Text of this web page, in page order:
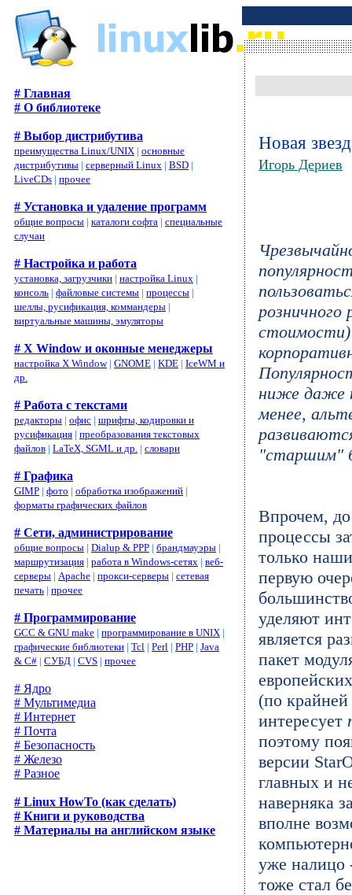
# Главная
# О библиотеке
# Выбор дистрибутива
преимущества Linux/UNIX | основные
дистрибутивы | серверный Linux | BSD |
LiveCDs | прочее
# Установка и удаление программ
общие вопросы | каталоги софта | специальные
случаи
# Настройка и работа
установка, загрузчики | настройка Linux |
консоль | файловые системы | процессы |
шеллы, русификация, коммандеры |
виртуальные машины, эмуляторы
# X Window и оконные менеджеры
настройка X Window| GNOME | KDE | IceWM и
др.
# Работа с текстами
редакторы | офис | шрифты, кодировки и
русификация | преобразования текстовых
файлов | LaTeX, SGML и др. | словари
# Графика
GIMP | фото | обработка изображений |
форматы графических файлов
# Сети, администрирование
общие вопросы | Dialup & PPP | брандмауэры |
маршрутизация | работа в Windows-сетях | веб-
серверы | Apache | прокси-серверы | сетевая
печать | прочее
# Программирование
GCC & GNU make | программирование в UNIX |
графические библиотеки | Tcl | Perl | PHP | Java
& C# | СУБД | CVS | прочее
# Ядро
# Мультимедиа
# Интернет
# Почта
# Безопасность
# Железо
# Разное
# Linux HowTo (как сделать)
# Книги и руководства
# Материалы на английском языке
Новая
Игорь Дериев
ниже даже
менее,
"старшим"
Впрочем, до
процессы
только
первую
уделяют
является
пакет
(по
интересует
поэтому
версии
главных и
наверняка
вполне
уже налицо
тоже стал